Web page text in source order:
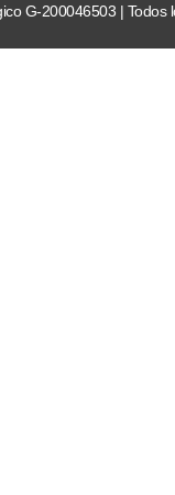
G-200046503 | Todos